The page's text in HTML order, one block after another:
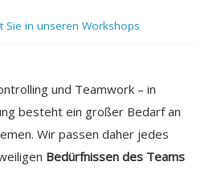
Sie in unseren Workshops
und Teamwork – in
besteht ein großer Bedarf an
Wir passen daher jedes
Bedürfnissen des Teams